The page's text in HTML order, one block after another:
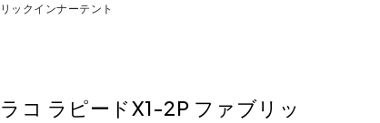
ックインナーテント
コ ラピードX1-2P ファブリッ